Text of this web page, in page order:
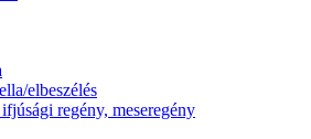
elbeszélés
regény, meseregény